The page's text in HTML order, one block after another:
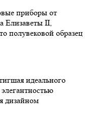
приборы от
Елизаветы II,
полувековой образец
идеального
дизайном